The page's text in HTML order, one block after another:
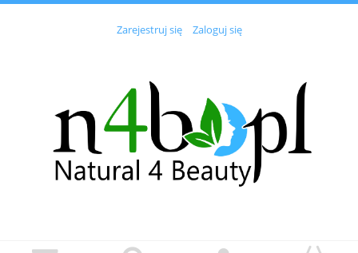
Zarejestruj się Zaloguj się